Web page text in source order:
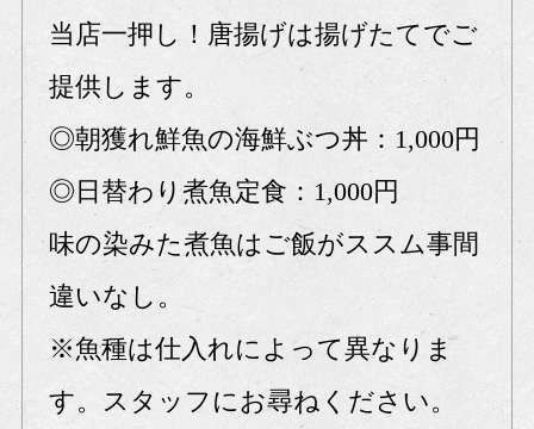
当店一押し！唐揚げは揚げたてでご
提供します。
◎朝獲れ鮮魚の海鮮ぶつ丼：1,000円
◎日替わり煮魚定食：1,000円
味の染みた煮魚はご飯がススム事間
違いなし。
※魚種は仕入れによって異なりま
す。スタッフにお尋ねください。